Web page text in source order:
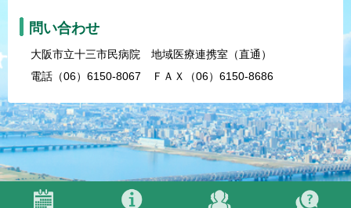
問い合わせ
大阪市立十三市民病院 地域医療連携室（直通）
電話（06）6150-8067 ＦＡＸ（06）6150-8686